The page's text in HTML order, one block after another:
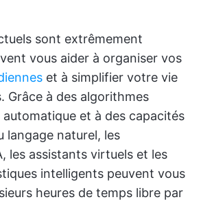
sont extrêmement
vous aider à organiser vos
et à simplifier votre vie
Grâce à des algorithmes
et à des capacités
langage naturel, les
les assistants virtuels et les
intelligents peuvent vous
heures de temps libre par